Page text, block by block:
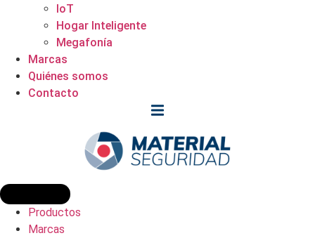
IoT
Hogar Inteligente
Megafonía
Marcas
Quiénes somos
Contacto
Productos
Marcas